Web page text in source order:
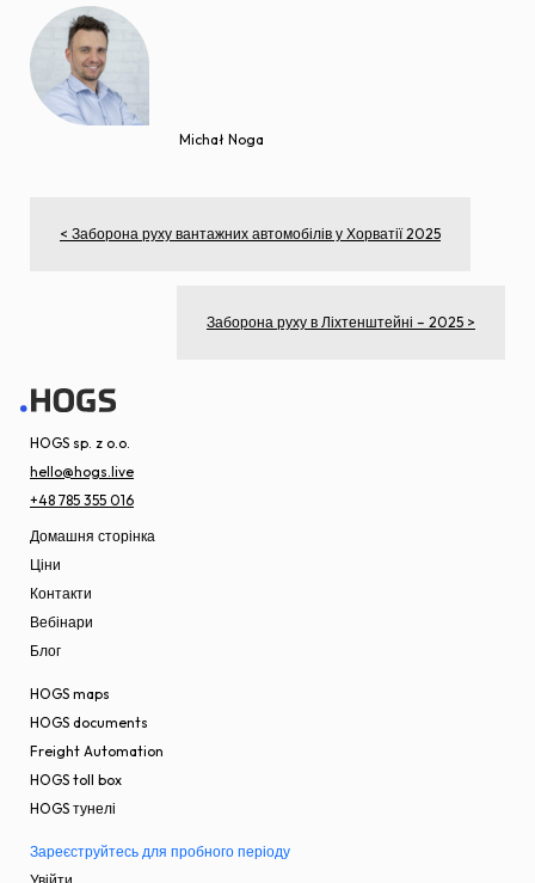
Michał Noga
< Заборона руху вантажних автомобілів у Хорватії 2025
Заборона руху в Ліхтенштейні – 2025 >
HOGS sp. z o.o.
hello@hogs.live
+48 785 355 016
Домашня сторінка
Ціни
Контакти
Вебінари
Блог
HOGS maps
HOGS documents
Freight Automation
HOGS toll box
HOGS тунелі
Зареєструйтесь для пробного періоду